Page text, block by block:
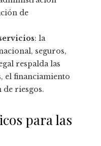
de
: la
seguros,
respalda las
el financiamiento
de riesgos.
para las